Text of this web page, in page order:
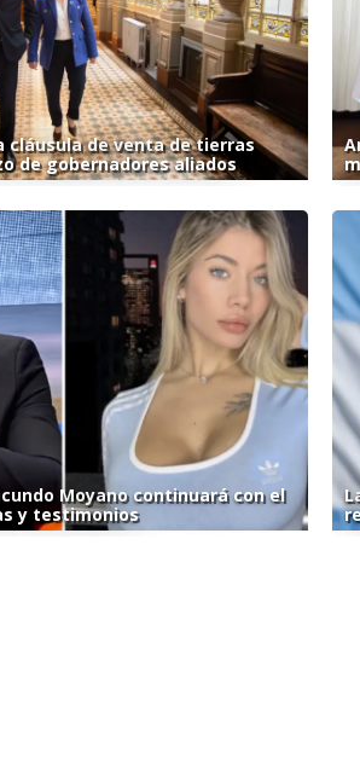
cláusula de venta de tierras
de gobernadores aliados
Moyano continuará con el
y testimonios